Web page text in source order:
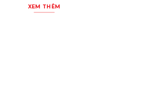
XEM THÊM